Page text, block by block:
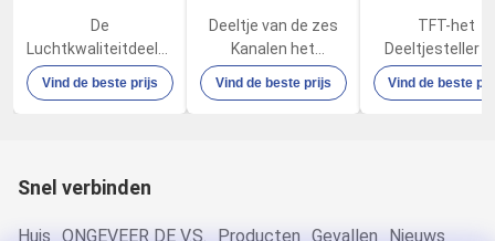
De
Luchtkwaliteitdeeltje
Tegen100lpm 80W
van de laboratorium
Vind de beste prijs
Deeltje van de zes
Kanalen het
Draagbare Lucht
Tegen100lpm met
Vind de beste prijs
TFT-het
Deeltjesteller
het Touch
screen25um
Vind de beste
Snel verbinden
Huis ONGEVEER DE V.S. Producten Gevallen Nieuws